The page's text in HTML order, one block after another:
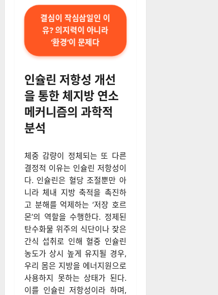
릴 수 있다”며 “기초대사량의 숫
자 자체보다 대사 유연성, 즉 탄
수화물과 지방을 필요에 따라
적절히 에너지원으로 전환해 사
용하는 능력을 회복하는 것이
강조했다.
결심이 작심삼일인 이
유? 의지력이 아니라
인슐린 저항성 개선
을 통한 체지방 연소
메커니즘의 과학적
분석
체중 감량이 정체되는 또 다른
결정적 이유는 인슐린 저항성이
다. 인슐린은 혈당 조절뿐만 아
니라 체내 지방 축적을 촉진하